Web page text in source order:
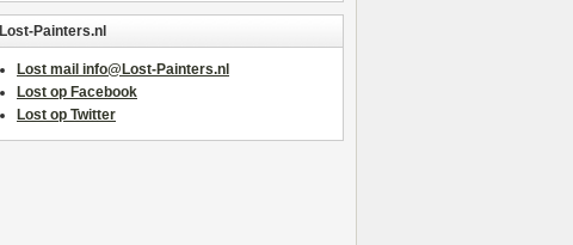
Lost-Painters.nl
Lost mail info@Lost-Painters.nl
Lost op Facebook
Lost op Twitter